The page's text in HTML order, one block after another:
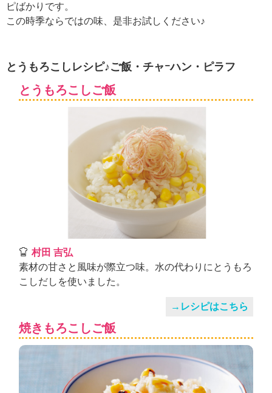
ョ
み
ょ
う
の
料
理
」
ピばかりです。
この時季ならではの味、是非お試しください♪
とうもろこしレシピ♪ご飯・チャｰハン・ピラフ
とうもろこしご飯
村田 吉弘
素材の甘さと風味が際立つ味。水の代わりにとうもろ
こしだしを使いました。
→レシピはこちら
焼きもろこしご飯